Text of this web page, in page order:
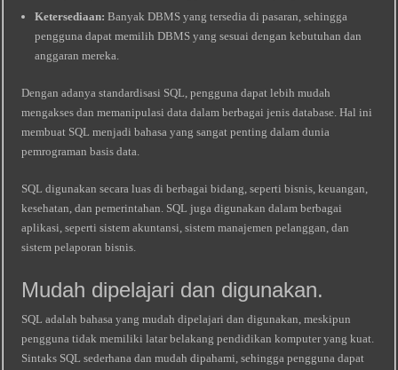
Ketersediaan: Banyak DBMS yang tersedia di pasaran, sehingga
pengguna dapat memilih DBMS yang sesuai dengan kebutuhan dan
anggaran mereka.
Dengan adanya standardisasi SQL, pengguna dapat lebih mudah
mengakses dan memanipulasi data dalam berbagai jenis database. Hal ini
membuat SQL menjadi bahasa yang sangat penting dalam dunia
pemrograman basis data.
SQL digunakan secara luas di berbagai bidang, seperti bisnis, keuangan,
kesehatan, dan pemerintahan. SQL juga digunakan dalam berbagai
aplikasi, seperti sistem akuntansi, sistem manajemen pelanggan, dan
sistem pelaporan bisnis.
Mudah dipelajari dan digunakan.
SQL adalah bahasa yang mudah dipelajari dan digunakan, meskipun
pengguna tidak memiliki latar belakang pendidikan komputer yang kuat.
Sintaks SQL sederhana dan mudah dipahami, sehingga pengguna dapat